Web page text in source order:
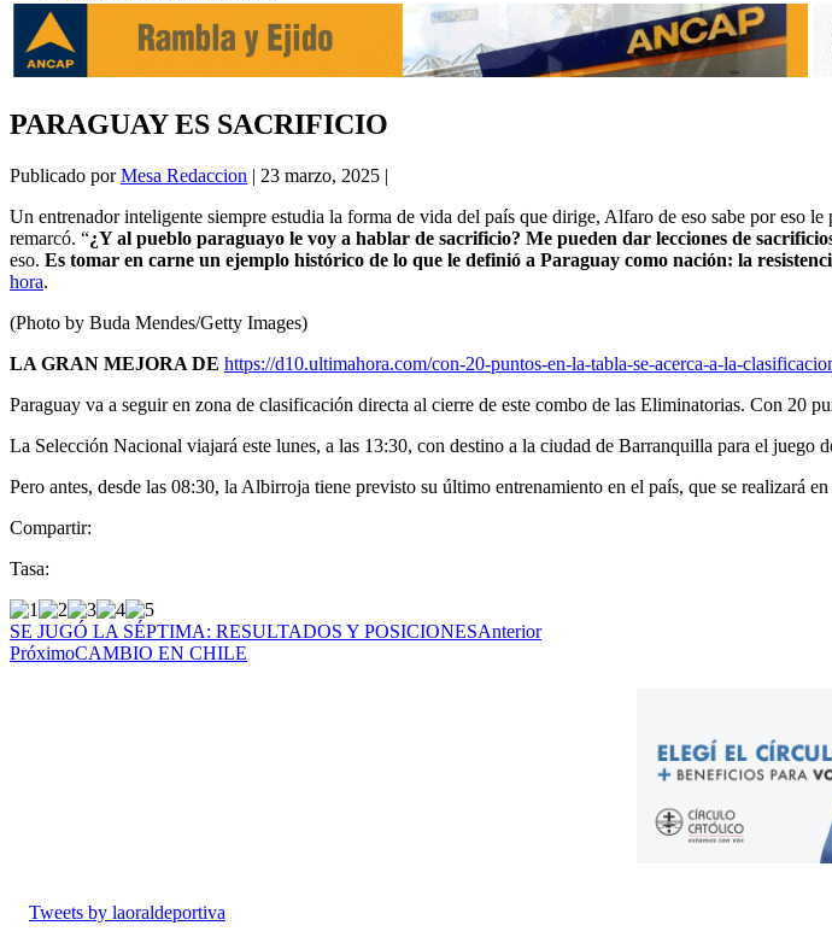
PARAGUAY ES SACRIFICIO
Publicado porMesa Redaccion | 23 marzo, 2025 |
Un entrenador inteligente siempre estudia la forma de vida del país que dirige, Alfaro de eso sabe por eso
remarcó. “¿Y al pueblo paraguayo le voy a hablar de sacrificio? Me pueden dar lecciones de
eso. Es tomar en carne un ejemplo histórico de lo que le definió a Paraguay como nación: la
hora.
(Photo by Buda Mendes/Getty Images)
LA GRAN MEJORA DE https://d10.ultimahora.com/con-20-puntos-en-la-tabla-se-acerca-a-la-
Paraguay va a seguir en zona de clasificación directa al cierre de este combo de las Eliminatorias. Con 20
La Selección Nacional viajará este lunes, a las 13:30, con destino a la ciudad de Barranquilla para el juego
Pero antes, desde las 08:30, la Albirroja tiene previsto su último entrenamiento en el país, que se realizará
Compartir:
Tasa:
SE JUGÓ LA SÉPTIMA: RESULTADOS Y POSICIONESAnterior
PróximoCAMBIO EN CHILE
Tweets by laoraldeportiva